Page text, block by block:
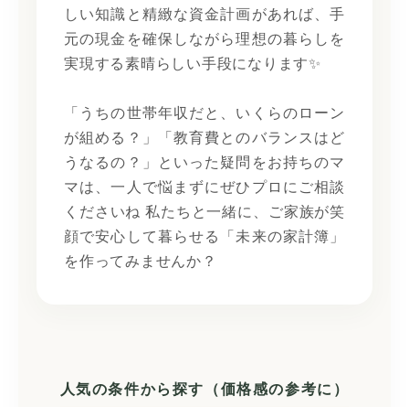
しい知識と精緻な資金計画があれば、手
元の現金を確保しながら理想の暮らしを
実現する素晴らしい手段になります✨
「うちの世帯年収だと、いくらのローン
が組める？」「教育費とのバランスはど
うなるの？」といった疑問をお持ちのマ
マは、一人で悩まずにぜひプロにご相談
くださいね 私たちと一緒に、ご家族が笑
顔で安心して暮らせる「未来の家計簿」
を作ってみませんか？
人気の条件から探す（価格感の参考に）